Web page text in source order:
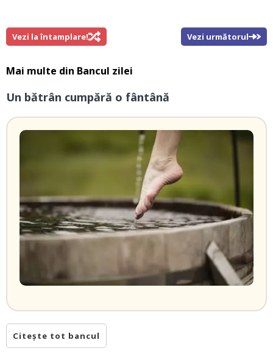
Vezi la întamplare! Vezi următorul
Mai multe din Bancul zilei
Un bătrân cumpără o fântână
Citește tot bancul